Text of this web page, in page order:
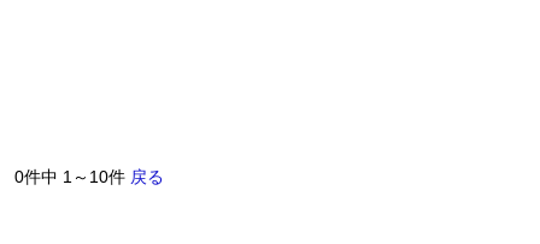
0件中 1～10件 戻る